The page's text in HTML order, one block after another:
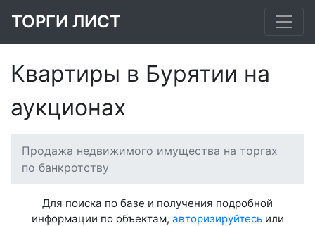
ТОРГИ ЛИСТ
Квартиры в Бурятии на
аукционах
Продажа недвижимого имущества на торгах
по банкротству
Для поиска по базе и получения подробной
информации по объектам, авторизируйтесьили